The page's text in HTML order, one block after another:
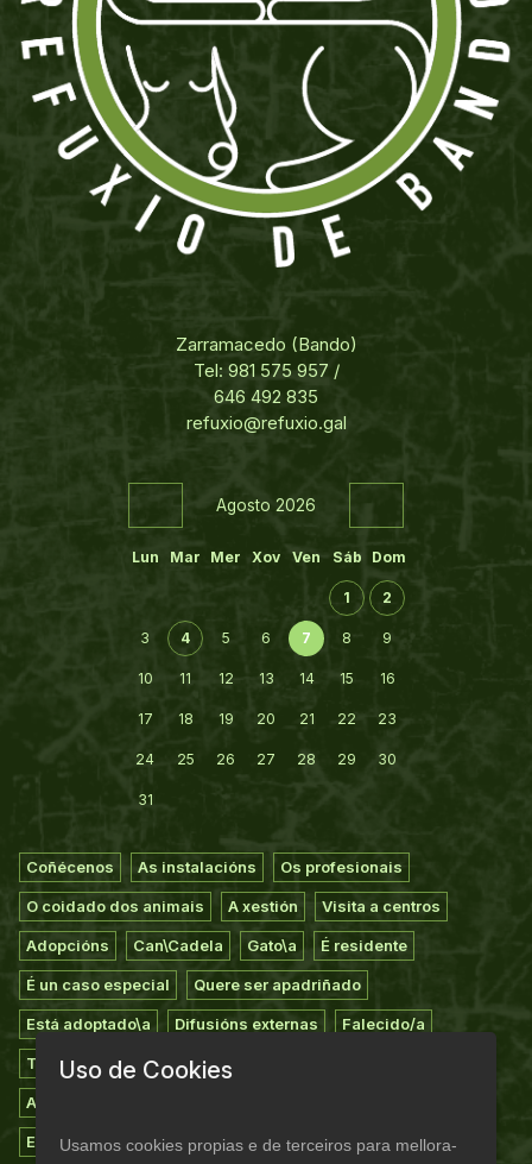
Zarramacedo (Bando)
Tel: 981 575 957 /
646 492 835
refuxio@refuxio.gal
Agosto 2026
Lun Mar Mer Xov Ven Sáb Dom
1 2
3 4 5 6 7 8 9
10 11 12 13 14 15 16
17 18 19 20 21 22 23
24 25 26 27 28 29 30
31
Coñécenos As instalacións Os profesionais
O coidado dos animais A xestión Visita a centros
Adopcións Can\Cadela Gato\a É residente
É un caso especial Quere ser apadriñado
Está adoptado\a Difusións externas Falecido/a
Todos os animais Extravíos
Apadriñamiento
Empresas colaboradoras Suxestións Agradecementos
Uso de Cookies
Usamos cookies propias e de terceiros para mellora-